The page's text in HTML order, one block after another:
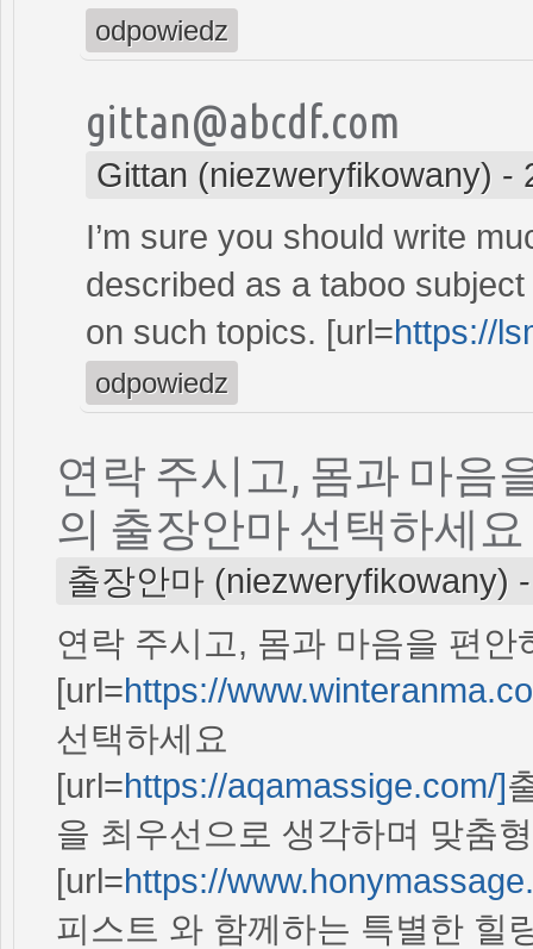
odpowiedz
gittan@abcdf.com
Gittan (niezweryfikowany) -
I’m sure you should write
described as a taboo
on such topics. [url=https://
odpowiedz
연락 주시고, 몸과 마음
의 출장안마 선택하세요
출장안마 (niezweryfikowany)
연락 주시고, 몸과 마음을 편
[url=https://
선택하세요
[url=https://aqamassige.com/]
을 최우선으로 생각하며 맞춤
[url=https://
피스트 와 함께하는 특별한 힐